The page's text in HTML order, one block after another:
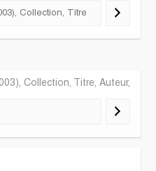
Collection, Titre, Auteur,